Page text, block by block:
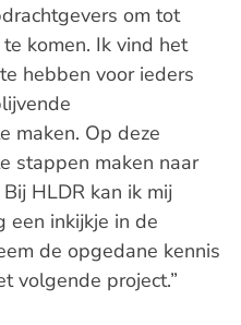
om tot
komen. Ik vind het
hebben voor ieders
maken. Op deze
stappen maken naar
HLDR kan ik mij
een inkijkje in de
de opgedane kennis
volgende project.”